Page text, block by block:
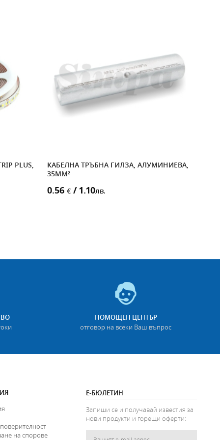
PLUS,
КАБЕЛНА ТРЪБНА ГИЛЗА, АЛУМИНИЕВА,
35MM²
0.56 € / 1.10лв.
ПОМОЩЕН ЦЕНТЪР
отговор на всеки Ваш въпрос
на спорове
Е-БЮЛЕТИН
Запиши се и получавай известия за
нови продукти и горещи оферти: